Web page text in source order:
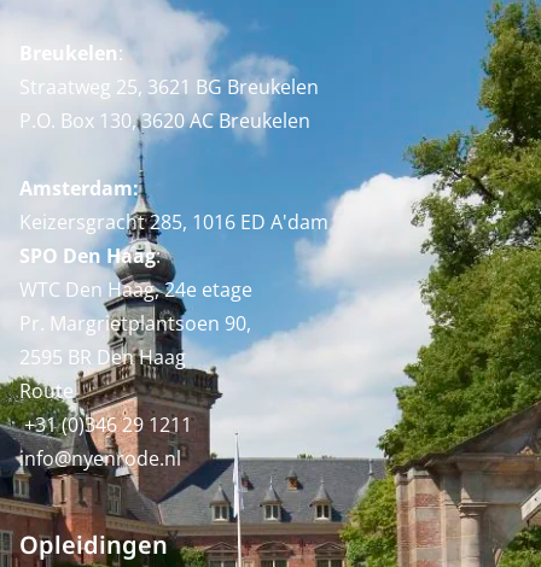
Breukelen:
Straatweg 25, 3621 BG Breukelen
P.O. Box 130, 3620 AC Breukelen
Amsterdam:
Keizersgracht 285, 1016 ED A'dam
SPO Den Haag:
WTC Den Haag, 24e etage
Pr. Margrietplantsoen 90,
2595 BR Den Haag
Route
+31 (0)346 29 1211
info@nyenrode.nl
Opleidingen